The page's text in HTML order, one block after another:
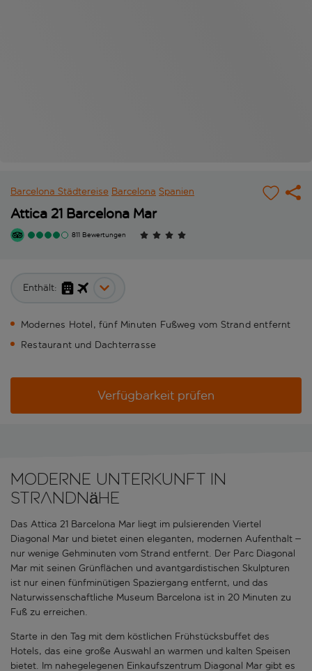
Barcelona Städtereise Barcelona Spanien
Attica 21 Barcelona Mar
811 Bewertungen
Enthält:
Modernes Hotel, fünf Minuten Fußweg vom Strand entfernt
Restaurant und Dachterrasse
Verfügbarkeit prüfen
Moderne Unterkunft in
Strandnähe
Das Attica 21 Barcelona Mar liegt im pulsierenden Viertel
Diagonal Mar und bietet einen eleganten, modernen Aufenthalt –
nur wenige Gehminuten vom Strand entfernt. Der Parc Diagonal
Mar mit seinen Grünflächen und avantgardistischen Skulpturen
ist nur einen fünfminütigen Spaziergang entfernt, und das
Naturwissenschaftliche Museum Barcelona ist in 20 Minuten zu
Fuß zu erreichen.
Starte in den Tag mit dem köstlichen Frühstücksbuffet des
Hotels, das eine große Auswahl an warmen und kalten Speisen
bietet. Im nahegelegenen Einkaufszentrum Diagonal Mar gibt es